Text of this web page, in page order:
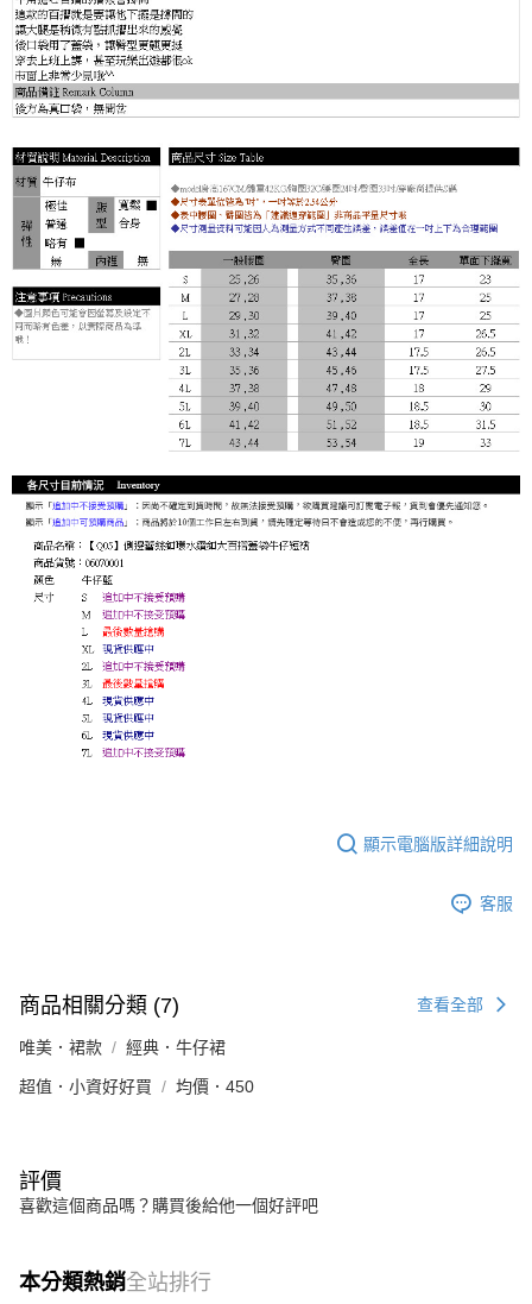
顯示電腦版詳細說明
客服
商品相關分類 (7) 查看全部
唯美．裙款 經典．牛仔裙
超值．小資好好買 均價．450
評價
喜歡這個商品嗎？購買後給他一個好評吧
本分類熱銷全站排行